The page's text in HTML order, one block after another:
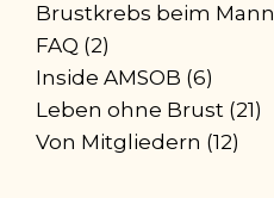
Brustkrebs beim Mann
FAQ (2)
Inside AMSOB (6)
Leben ohne Brust (21)
Von Mitgliedern (12)